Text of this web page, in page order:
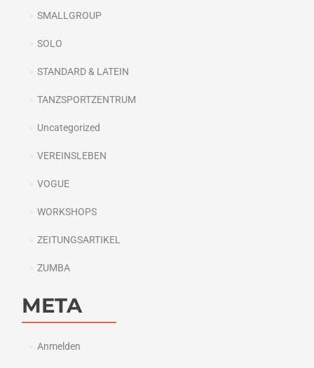
SMALLGROUP
SOLO
STANDARD & LATEIN
TANZSPORTZENTRUM
Uncategorized
VEREINSLEBEN
VOGUE
WORKSHOPS
ZEITUNGSARTIKEL
ZUMBA
META
Anmelden